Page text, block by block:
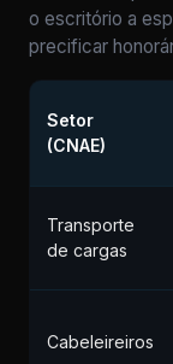
o escritório a
precificar
Setor
(CNAE)
Transporte
de cargas
Cabeleireiros